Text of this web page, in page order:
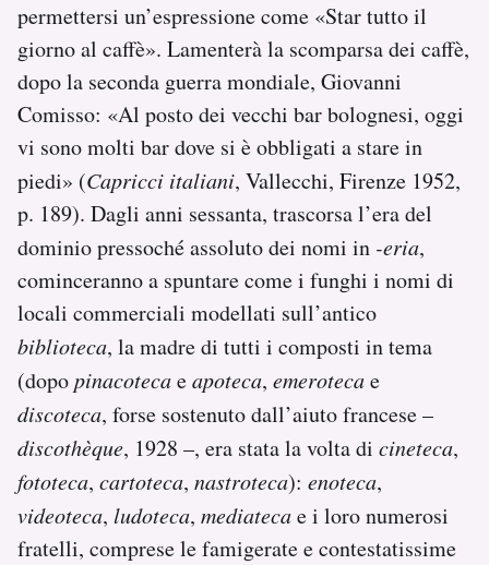
permettersi un’espressione come «Star tutto il
giorno al caffè». Lamenterà la scomparsa dei caffè,
dopo la seconda guerra mondiale, Giovanni
Comisso: «Al posto dei vecchi bar bolognesi, oggi
vi sono molti bar dove si è obbligati a stare in
piedi» (Capricci italiani, Vallecchi, Firenze 1952,
p. 189). Dagli anni sessanta, trascorsa l’era del
dominio pressoché assoluto dei nomi in -eria,
cominceranno a spuntare come i funghi i nomi di
locali commerciali modellati sull’antico
biblioteca, la madre di tutti i composti in tema
(dopopinacotecaeapoteca, emerotecae
discoteca, forse sostenuto dall’aiuto francese –
discothèque, 1928 –, era stata la volta di cineteca,
fototeca, cartoteca, nastroteca): enoteca,
videoteca, ludoteca, mediatecae i loro numerosi
fratelli, comprese le famigerate e contestatissime